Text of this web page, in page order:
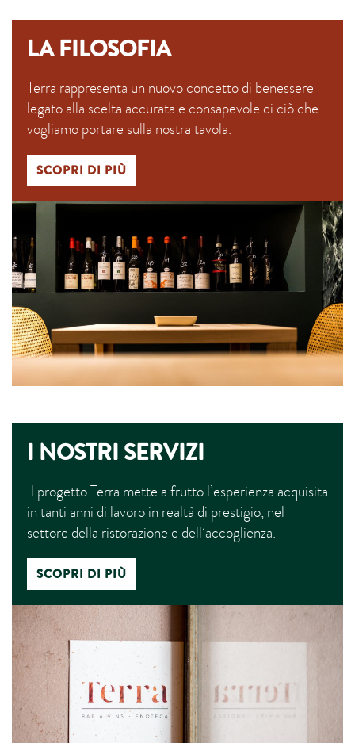
LA FILOSOFIA
Terra rappresenta un nuovo concetto di benessere
legato alla scelta accurata e consapevole di ciò che
vogliamo portare sulla nostra tavola.
SCOPRI DI PIÙ
I NOSTRI SERVIZI
Il progetto Terra mette a frutto l’esperienza acquisita
in tanti anni di lavoro in realtà di prestigio, nel
settore della ristorazione e dell’accoglienza.
SCOPRI DI PIÙ